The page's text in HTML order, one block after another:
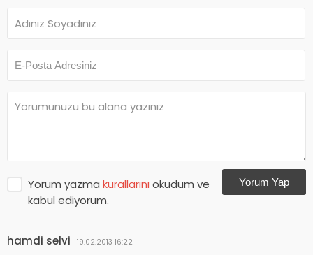
Yorum yazma kurallarını okudum ve
kabul ediyorum.
Yorum Yap
hamdi selvi 19.02.2013 16:22